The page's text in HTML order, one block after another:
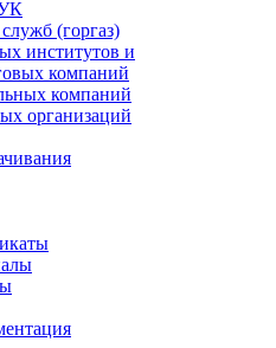
(горгаз)
институтов и
компаний
компаний
организаций